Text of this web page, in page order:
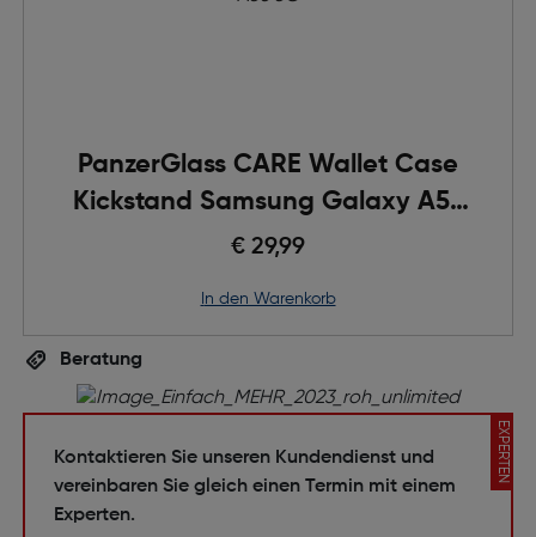
PanzerGlass CARE Wallet Case
Kickstand Samsung Galaxy A56
5G
€ 29,99
in den Warenkorb
Beratung
EXPERTEN
Kontaktieren Sie unseren Kundendienst und
vereinbaren Sie gleich einen Termin mit einem
Experten.